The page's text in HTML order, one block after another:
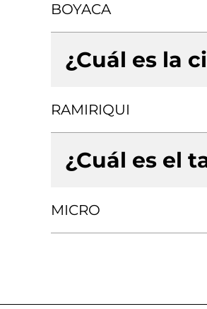
BOYACA
¿Cuál es la
RAMIRIQUI
¿Cuál es el
MICRO